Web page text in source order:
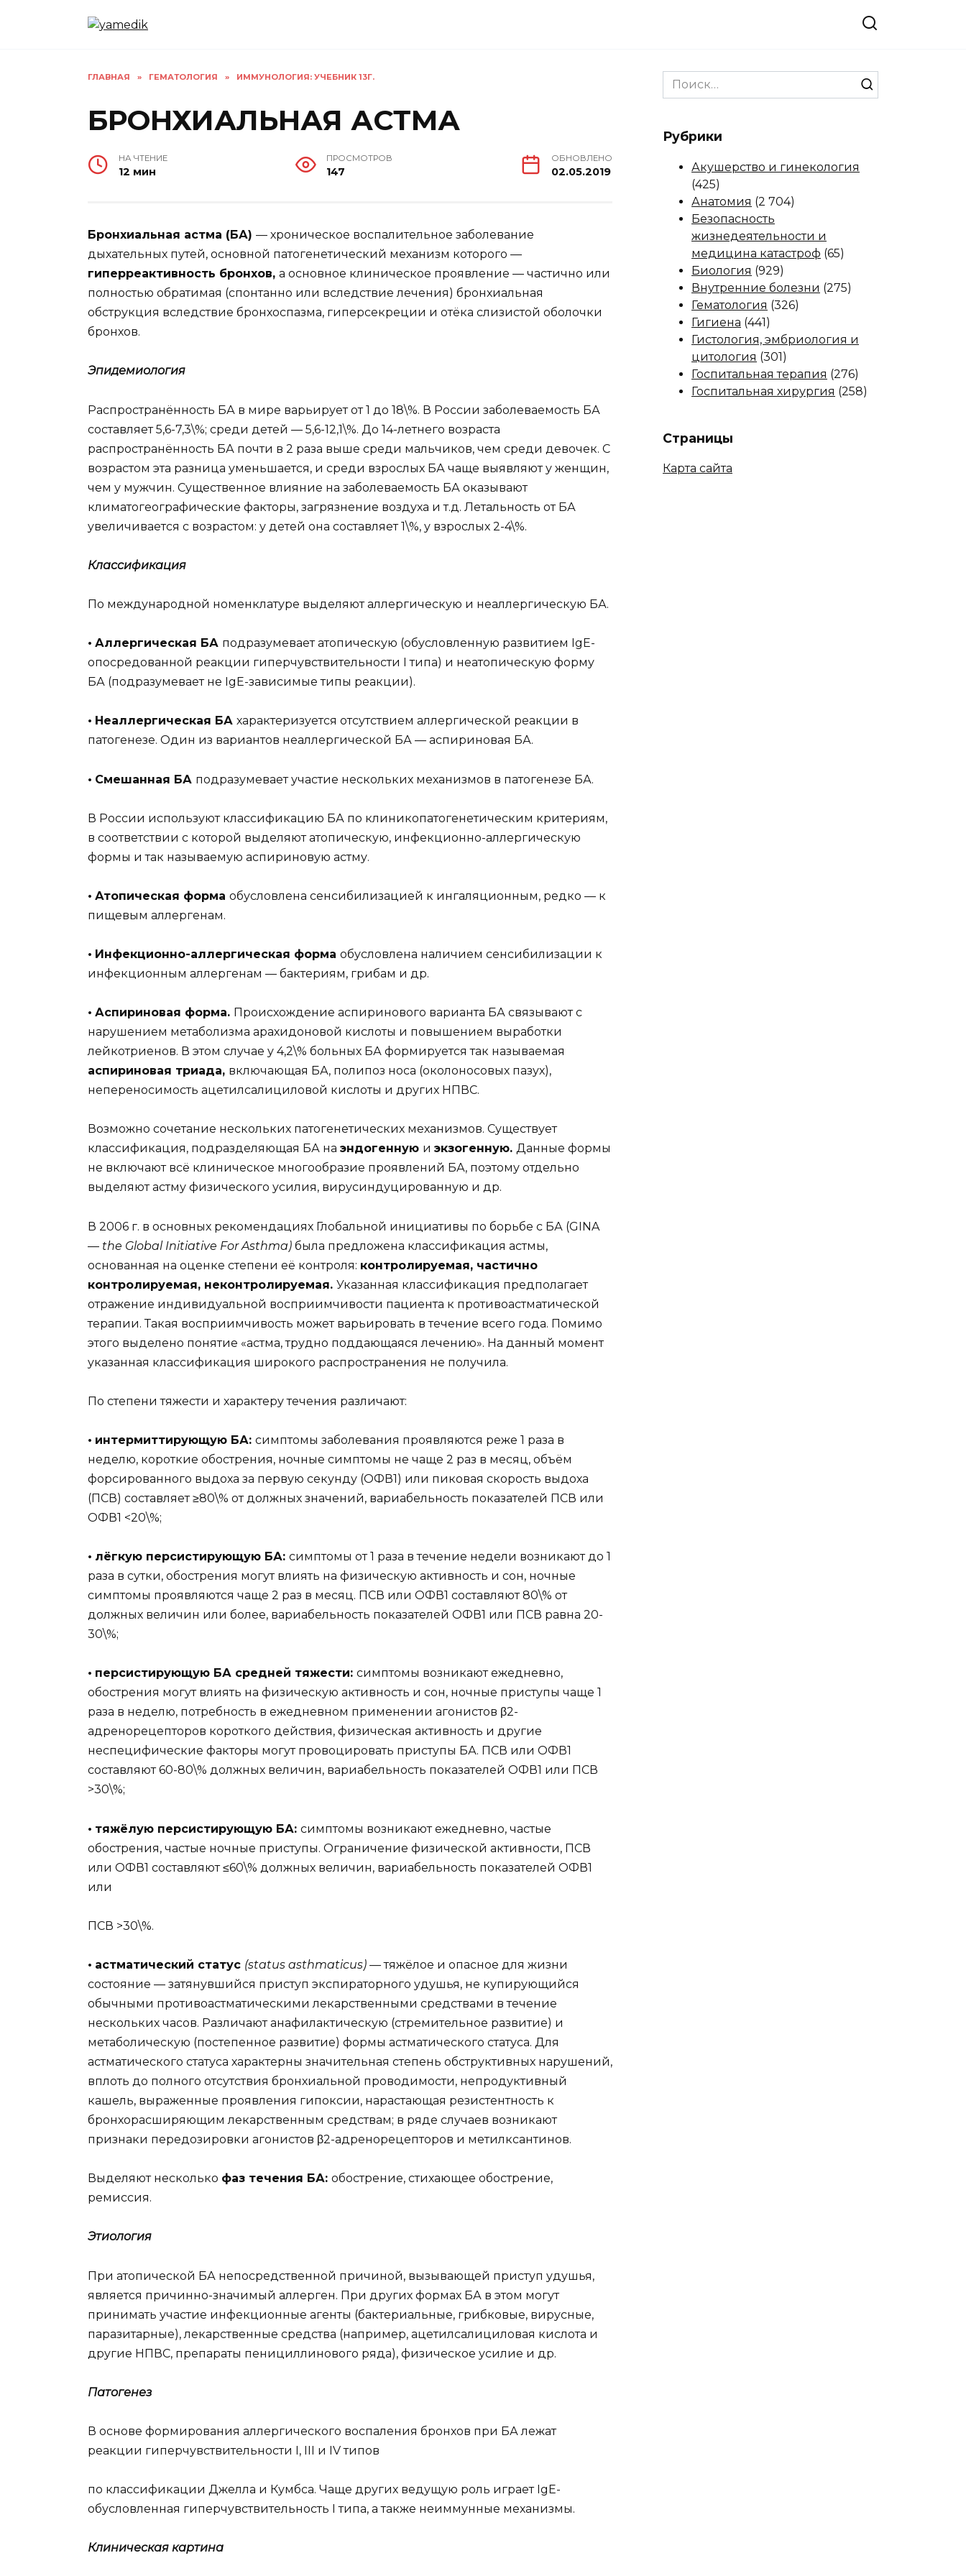
ГЛАВНАЯ » ГЕМАТОЛОГИЯ » ИММУНОЛОГИЯ: УЧЕБНИК 13Г.
БРОНХИАЛЬНАЯ АСТМА
НА ЧТЕНИЕ
12 мин
ПРОСМОТРОВ
147
ОБНОВЛЕНО
02.05.2019
Бронхиальная астма (БА) — хроническое воспалительное заболевание
дыхательных путей, основной патогенетический механизм которого —
гиперреактивность бронхов, а основное клиническое проявление — частично или
полностью обратимая (спонтанно или вследствие лечения) бронхиальная
обструкция вследствие бронхоспазма, гиперсекреции и отёка слизистой оболочки
бронхов.
Эпидемиология
Распространённость БА в мире варьирует от 1 до 18\%. В России заболеваемость БА
составляет 5,6-7,3\%; среди детей — 5,6-12,1\%. До 14-летнего возраста
распространённость БА почти в 2 раза выше среди мальчиков, чем среди девочек. С
возрастом эта разница уменьшается, и среди взрослых БА чаще выявляют у женщин,
чем у мужчин. Существенное влияние на заболеваемость БА оказывают
климатогеографические факторы, загрязнение воздуха и т.д. Летальность от БА
увеличивается с возрастом: у детей она составляет 1\%, у взрослых 2-4\%.
Классификация
По международной номенклатуре выделяют аллергическую и неаллергическую БА.
• Аллергическая БА подразумевает атопическую (обусловленную развитием IgE-
опосредованной реакции гиперчувствительности I типа) и неатопическую форму
БА (подразумевает не IgE-зависимые типы реакции).
• Неаллергическая БА характеризуется отсутствием аллергической реакции в
патогенезе. Один из вариантов неаллергической БА — аспириновая БА.
• Смешанная БА подразумевает участие нескольких механизмов в патогенезе БА.
В России используют классификацию БА по клиникопатогенетическим критериям,
в соответствии с которой выделяют атопическую, инфекционно-аллергическую
формы и так называемую аспириновую астму.
• Атопическая форма обусловлена сенсибилизацией к ингаляционным, редко — к
пищевым аллергенам.
• Инфекционно-аллергическая форма обусловлена наличием сенсибилизации к
инфекционным аллергенам — бактериям, грибам и др.
• Аспириновая форма. Происхождение аспиринового варианта БА связывают с
нарушением метаболизма арахидоновой кислоты и повышением выработки
лейкотриенов. В этом случае у 4,2\% больных БА формируется так называемая
аспириновая триада, включающая БА, полипоз носа (околоносовых пазух),
непереносимость ацетилсалициловой кислоты и других НПВС.
Возможно сочетание нескольких патогенетических механизмов. Существует
классификация, подразделяющая БА на эндогенную и экзогенную. Данные формы
не включают всё клиническое многообразие проявлений БА, поэтому отдельно
выделяют астму физического усилия, вирусиндуцированную и др.
В 2006 г. в основных рекомендациях Глобальной инициативы по борьбе с БА (GINA
— the Global Initiative For Asthma) была предложена классификация астмы,
основанная на оценке степени её контроля: контролируемая, частично
контролируемая, неконтролируемая. Указанная классификация предполагает
отражение индивидуальной восприимчивости пациента к противоастматической
терапии. Такая восприимчивость может варьировать в течение всего года. Помимо
этого выделено понятие «астма, трудно поддающаяся лечению». На данный момент
указанная классификация широкого распространения не получила.
По степени тяжести и характеру течения различают:
• интермиттирующую БА: симптомы заболевания проявляются реже 1 раза в
неделю, короткие обострения, ночные симптомы не чаще 2 раз в месяц, объём
форсированного выдоха за первую секунду (ОФВ1) или пиковая скорость выдоха
(ПСВ) составляет ≥80\% от должных значений, вариабельность показателей ПСВ или
ОФВ1 <20\%;
• лёгкую персистирующую БА: симптомы от 1 раза в течение недели возникают до 1
раза в сутки, обострения могут влиять на физическую активность и сон, ночные
симптомы проявляются чаще 2 раз в месяц. ПСВ или ОФВ1 составляют 80\% от
должных величин или более, вариабельность показателей ОФВ1 или ПСВ равна 20-
30\%;
• персистирующую БА средней тяжести: симптомы возникают ежедневно,
обострения могут влиять на физическую активность и сон, ночные приступы чаще 1
раза в неделю, потребность в ежедневном применении агонистов β2-
адренорецепторов короткого действия, физическая активность и другие
неспецифические факторы могут провоцировать приступы БА. ПСВ или ОФВ1
составляют 60-80\% должных величин, вариабельность показателей ОФВ1 или ПСВ
>30\%;
• тяжёлую персистирующую БА: симптомы возникают ежедневно, частые
обострения, частые ночные приступы. Ограничение физической активности, ПСВ
или ОФВ1 составляют ≤60\% должных величин, вариабельность показателей ОФВ1
или
ПСВ >30\%.
• астматический статус (status asthmaticus) —тяжёлое и опасное для жизни
состояние — затянувшийся приступ экспираторного удушья, не купирующийся
обычными противоастматическими лекарственными средствами в течение
нескольких часов. Различают анафилактическую (стремительное развитие) и
метаболическую (постепенное развитие) формы астматического статуса. Для
астматического статуса характерны значительная степень обструктивных нарушений,
вплоть до полного отсутствия бронхиальной проводимости, непродуктивный
кашель, выраженные проявления гипоксии, нарастающая резистентность к
бронхорасширяющим лекарственным средствам; в ряде случаев возникают
признаки передозировки агонистов β2-адренорецепторов и метилксантинов.
Выделяют несколько фаз течения БА: обострение, стихающее обострение,
ремиссия.
Этиология
При атопической БА непосредственной причиной, вызывающей приступ удушья,
является причинно-значимый аллерген. При других формах БА в этом могут
принимать участие инфекционные агенты (бактериальные, грибковые, вирусные,
паразитарные), лекарственные средства (например, ацетилсалициловая кислота и
другие НПВС, препараты пенициллинового ряда), физическое усилие и др.
Патогенез
В основе формирования аллергического воспаления бронхов при БА лежат
реакции гиперчувствительности I, III и IV типов
по классификации Джелла и Кумбса. Чаще других ведущую роль играет IgE-
обусловленная гиперчувствительность I типа, а также неиммунные механизмы.
Клиническая картина
Search
for:
Рубрики
Акушерство и гинекология
(425)
Анатомия (2 704)
Безопасность
жизнедеятельности и
медицина катастроф (65)
Биология (929)
Внутренние болезни (275)
Гематология (326)
Гигиена (441)
Гистология, эмбриология и
цитология (301)
Госпитальная терапия (276)
Госпитальная хирургия (258)
Страницы
Карта сайта